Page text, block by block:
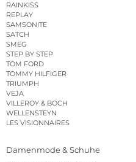
RAINKISS
REPLAY
SAMSONITE
SATCH
SMEG
STEP BY STEP
TOM FORD
TOMMY HILFIGER
TRIUMPH
VEJA
VILLEROY & BOCH
WELLENSTEYN
LES VISIONNAIRES
Damenmode & Schuhe